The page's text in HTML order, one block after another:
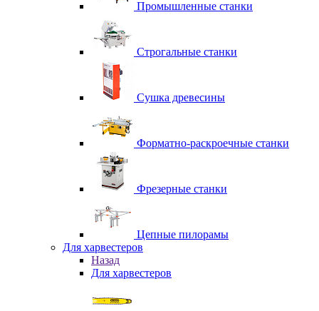
Промышленные станки
Строгальные станки
Сушка древесины
Форматно-раскроечные станки
Фрезерные станки
Цепные пилорамы
Для харвестеров
Назад
Для харвестеров